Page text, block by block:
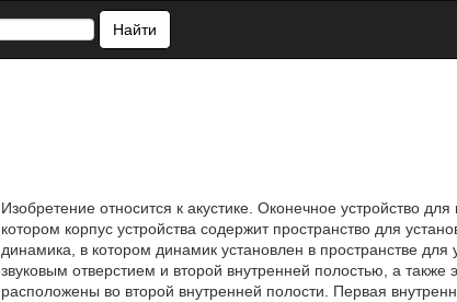
Найти
Изобретение относится к акустике. Оконечное устройство
котором корпус устройства содержит пространство для
динамика, в котором динамик установлен в пространстве
звуковым отверстием и второй внутренней полостью, а
расположены во второй внутренней полости. Первая